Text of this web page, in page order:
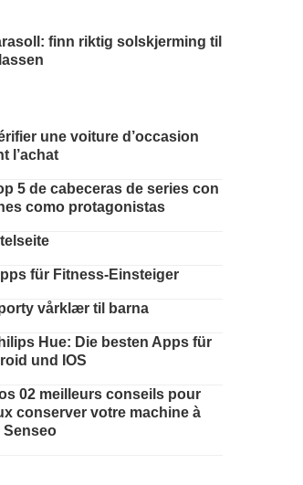
finn riktig solskjerming til
une voiture d’occasion
l’achat
5 de cabeceras de series con
como protagonistas
für Fitness-Einsteiger
vårklær til barna
Hue: Die besten Apps für
und IOS
02 meilleurs conseils pour
conserver votre machine à
Senseo